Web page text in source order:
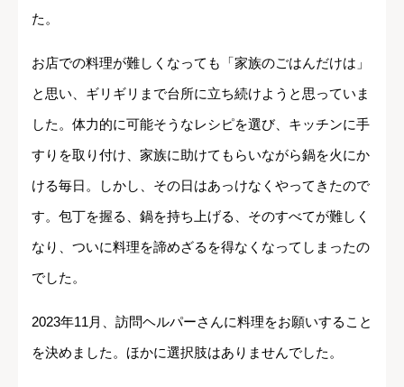
た。
お店での料理が難しくなっても「家族のごはんだけは」
と思い、ギリギリまで台所に立ち続けようと思っていま
した。体力的に可能そうなレシピを選び、キッチンに手
すりを取り付け、家族に助けてもらいながら鍋を火にか
ける毎日。しかし、その日はあっけなくやってきたので
す。包丁を握る、鍋を持ち上げる、そのすべてが難しく
なり、ついに料理を諦めざるを得なくなってしまったの
でした。
2023年11月、訪問ヘルパーさんに料理をお願いすること
を決めました。ほかに選択肢はありませんでした。